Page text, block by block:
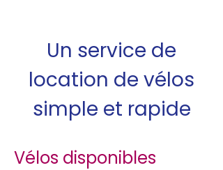
Un service de
location de vélos
simple et rapide
Vélos disponibles